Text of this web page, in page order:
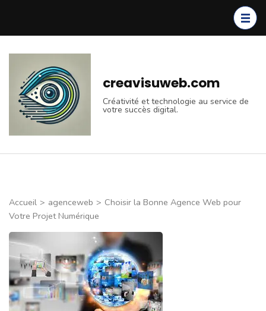
(Pressez
Entrée)
creavisuweb.com
Créativité et technologie au service de
votre succès digital.
Accueil > agenceweb > Choisir la Bonne Agence Web pour
Votre Projet Numérique